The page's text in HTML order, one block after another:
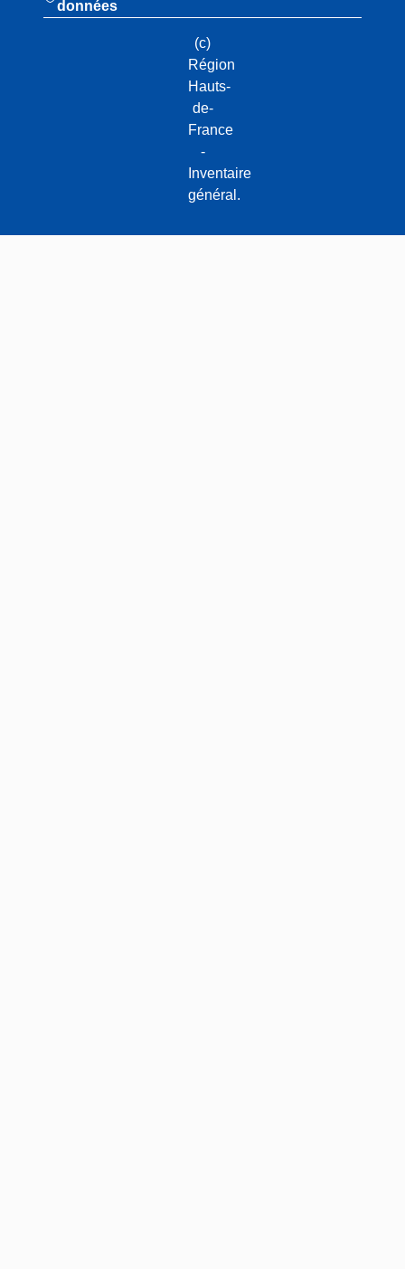
données
(c)
Région
Hauts-
de-
France
-
Inventaire
général.